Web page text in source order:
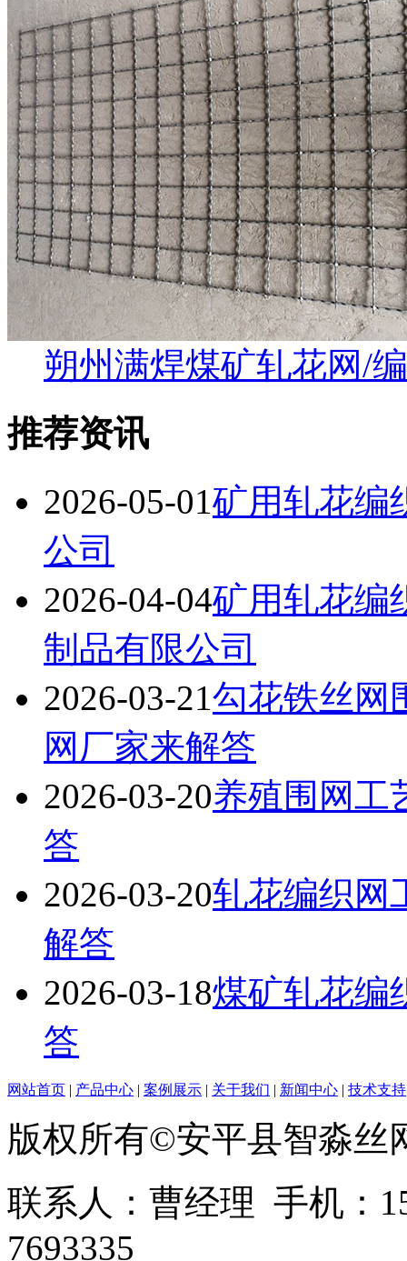
朔州满焊煤矿轧花网/
推荐资讯
2026-05-01矿用轧花编
公司
2026-04-04矿用轧花
制品有限公司
2026-03-21勾花铁丝网
网厂家来解答
2026-03-20养殖围网工
答
2026-03-20轧花编织网
解答
2026-03-18煤矿轧花编
答
网站首页 | 产品中心 | 案例展示 | 关于我们 | 新闻中心 | 技术支持
版权所有©安平县智淼丝
联系人：曹经理 手机：
7693335